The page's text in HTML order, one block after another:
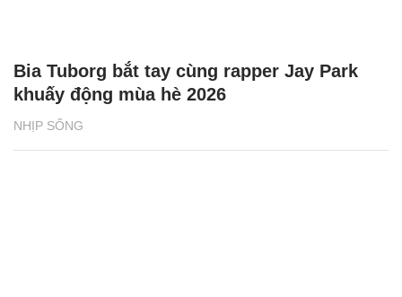
NHỊP SỐNG
Bia Tuborg bắt tay cùng rapper Jay Park
khuấy động mùa hè 2026